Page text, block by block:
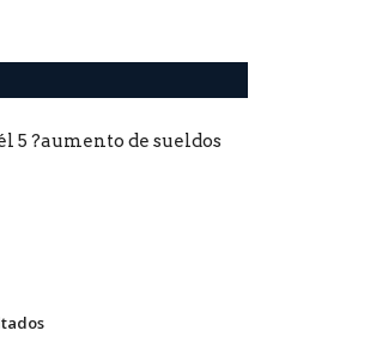
5 ?aumento de sueldos